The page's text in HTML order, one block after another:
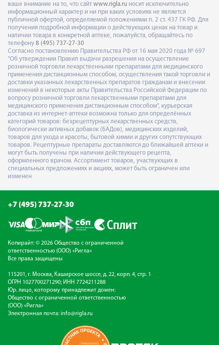
ваше внимание на то, что сайт www.rigla.ru носит исключительно
информационный характер и ни при каких условиях не является
публичной офертой, определяемой положениями п. 2 ст. 437 ГК РФ. Для
получения подробной информации о действующих ценах на товар и
наличии товара в конкретной аптеке, пожалуйста, обращайтесь по
телефону 8 (495) 737-27-30
Согласно постановлению Правительства РФ от 16 мая 2020 года № 697
"Об утверждении Правил выдачи разрешения на осуществление
розничной торговли лекарственными препаратами для медицинского
применения дистанционным способом, осуществления такой торговли и
доставки указанных лекарственных препаратов гражданам и внесении
изменений в некоторые акты Правительства Российской Федерации по
вопросу розничной торговли лекарственными препаратами для
медицинского применения дистанционным способом", курьерская
доставка из интернет-аптеки возможна только для определённых
категорий товаров: безрецептурных лекарственных средств,
биологически активных добавок (БАДов), медицинских изделий,
товаров для ухода и красоты, бытовой химии и других сопутствующих
товаров. Рецептурные препараты доставляются до ближайшей аптеки и
могут быть получены при наличии действующего рецепта,
оформленного врачом. Ассортимент товаров, участвующих в
специальных предложениях и акциях, может быть ограничен или
изменен
+7 (495) 737-27-30
Копирайт: © 2026 Общество с ограниченной
ответственностью (ООО) «Ригла»
Все права защищены
115201, г. Москва, Каширское шоссе, д. 22, корп. 4, стр. 1
ОГРН 1027700271290; ИНН 7724211288
Юр. лицо, которому принадлежит домен:
Общество с ограниченной ответственностью
(ООО) «Ригла»
Электронная почта: info@rigla.ru